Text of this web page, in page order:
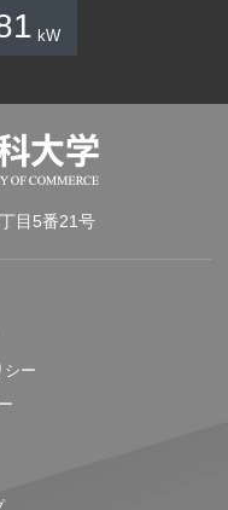
kW
目5番21号
シー